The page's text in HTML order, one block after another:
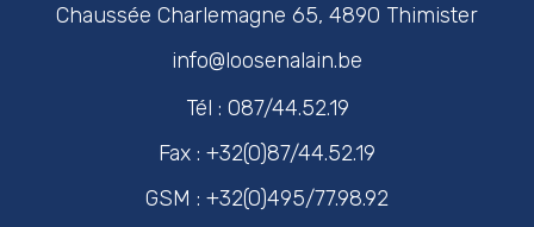
Chaussée Charlemagne 65, 4890 Thimister
info@loosenalain.be
Tél : 087/44.52.19
Fax : +32(0)87/44.52.19
GSM : +32(0)495/77.98.92